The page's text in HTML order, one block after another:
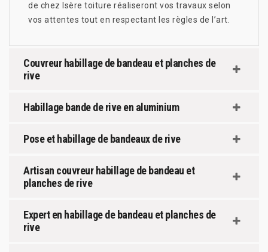
de chez Isère toiture réaliseront vos travaux selon
vos attentes tout en respectant les règles de l’art.
Couvreur habillage de bandeau et planches de
rive
Habillage bande de rive en aluminium
Pose et habillage de bandeaux de rive
Artisan couvreur habillage de bandeau et
planches de rive
Expert en habillage de bandeau et planches de
rive